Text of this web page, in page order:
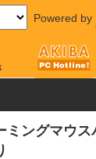
Powered by
周辺機器 マ
ングマウス